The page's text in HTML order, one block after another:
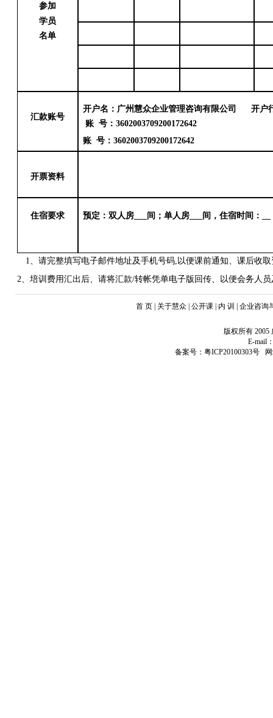
参加
学员
名单
汇款账号
开户名：广州慧众企业管理咨询有限公司
开户
账 号：3602003709200172642
账 号：3602003709200172642
开票资料
住宿要求 预定：双人房 ___间；单人房___间，住宿时间：
1、请完整填写电子邮件地址及手机号码,以便课前通知、 课后收取
2、培训费用汇出后、 请将汇款/转帐凭单电子版回传、 以便会务人
首 页 | 关于慧众 | 公开课 | 内 训 | 企业咨
版权所有 2005
E-mail
备案号：粤ICP20100303号